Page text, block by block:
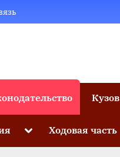
Кузов
Toggle
menu
Ходовая часть